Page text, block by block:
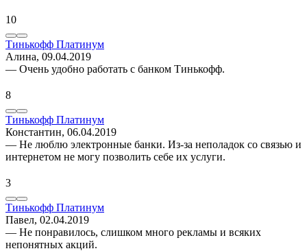
10
Тинькофф Платинум
Алина, 09.04.2019
— Очень удобно работать с банком Тинькофф.
8
Тинькофф Платинум
Константин, 06.04.2019
— Не люблю электронные банки. Из-за неполадок со связью и
интернетом не могу позволить себе их услуги.
3
Тинькофф Платинум
Павел, 02.04.2019
— Не понравилось, слишком много рекламы и всяких
непонятных акций.